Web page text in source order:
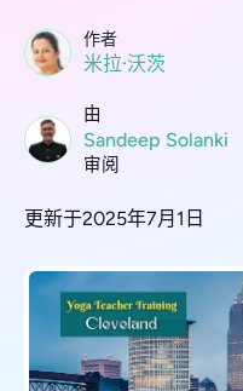
作者
米拉·沃茨
由
Sandeep Solanki
审阅
更新于2025年7月1日